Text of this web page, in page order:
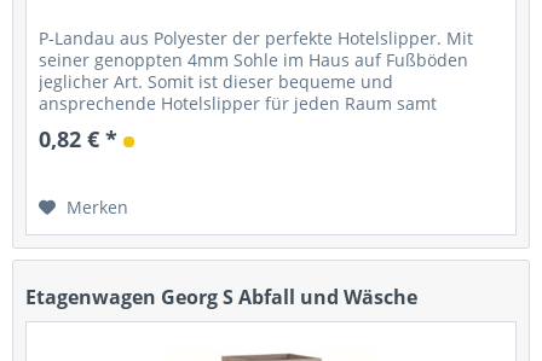
P-Landau aus Polyester der perfekte Hotelslipper. Mit
seiner genoppten 4mm Sohle im Haus auf Fußböden
jeglicher Art. Somit ist dieser bequeme und
ansprechende Hotelslipper für jeden Raum samt
Badezimmer perfekt. Ein sehr gutes...
0,82 € *
Merken
Etagenwagen Georg S Abfall und Wäsche